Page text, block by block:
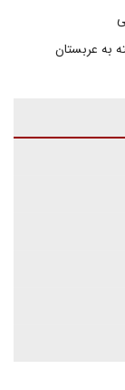
به عربستان